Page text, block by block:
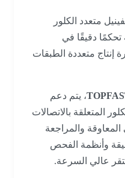
متعدد الكلور
دقيقًا في
متعددة الطبقات
، يتم دعم
بالاتصالات
والمراجعة
وأنظمة الفحص
السرعة.